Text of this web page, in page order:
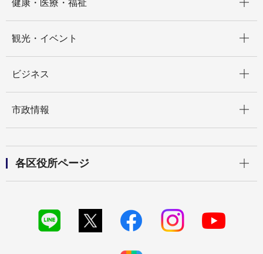
健康・医療・福祉
観光・イベント
ビジネス
市政情報
各区役所ページ